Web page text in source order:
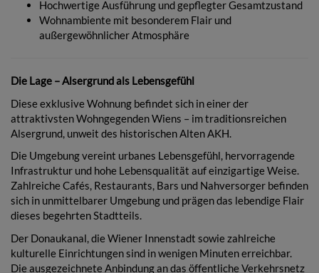
Hochwertige Ausführung und gepflegter Gesamtzustand
Wohnambiente mit besonderem Flair und
außergewöhnlicher Atmosphäre
Die Lage – Alsergrund als Lebensgefühl
Diese exklusive Wohnung befindet sich in einer der
attraktivsten Wohngegenden Wiens – im traditionsreichen
Alsergrund, unweit des historischen Alten AKH.
Die Umgebung vereint urbanes Lebensgefühl, hervorragende
Infrastruktur und hohe Lebensqualität auf einzigartige Weise.
Zahlreiche Cafés, Restaurants, Bars und Nahversorger befinden
sich in unmittelbarer Umgebung und prägen das lebendige Flair
dieses begehrten Stadtteils.
Der Donaukanal, die Wiener Innenstadt sowie zahlreiche
kulturelle Einrichtungen sind in wenigen Minuten erreichbar.
Die ausgezeichnete Anbindung an das öffentliche Verkehrsnetz